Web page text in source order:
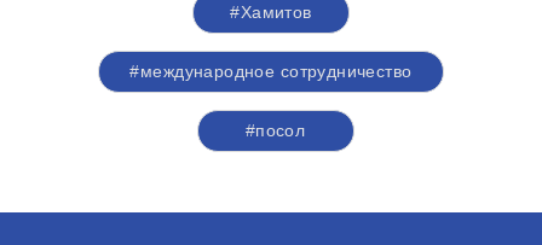
#Хамитов
#международное сотрудничество
#посол